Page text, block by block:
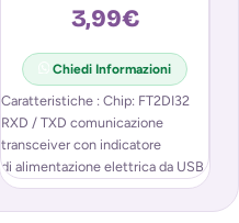
3,99€
Chiedi Informazioni
Caratteristiche : Chip: FT2DI32
RXD / TXD comunicazione
transceiver con indicatore
di alimentazione elettrica da USB
Possibilità di selezione tra 5V